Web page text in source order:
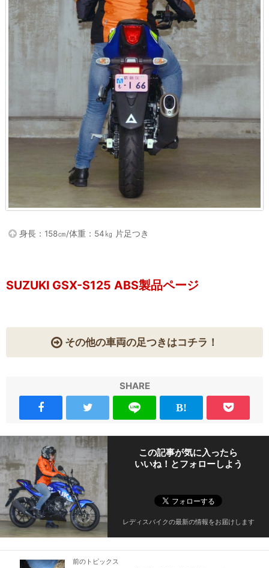
身長：158㎝/体重：54㎏ 片足つき
SUZUKI GSX-S125 ABS製品ページ
その他の車両の足つきはコチラ！
SHARE
この記事が気に入ったら
いいね！とフォローしよう
レディスバイクの最新の情報をお届けします
前のトピックス